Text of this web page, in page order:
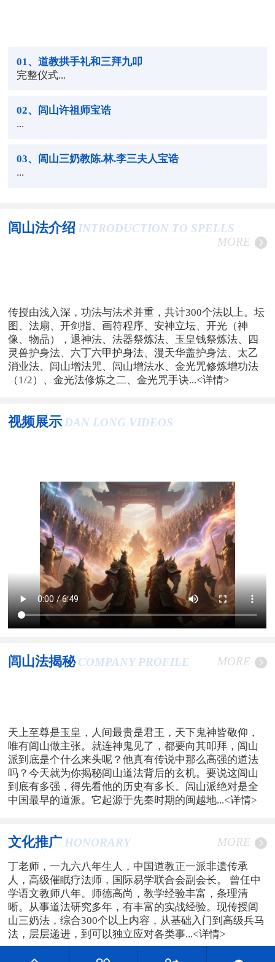
01 、道教拱手礼和三拜九叩
完整仪式...
02、闾山许祖师宝诰
...
03、闾山三奶教陈.林.李三夫人宝诰
...
闾山法介绍 INTRODUCTION TO SPELLS
MORE
传授由浅入深，功法与法术并重，共计300个法以上。坛
图、法扇、开剑指、画符程序、安神立坛、开光（神
像、物品），退神法、法器祭炼法、玉皇钱祭炼法、四
灵兽护身法、六丁六甲护身法、漫天华盖护身法、太乙
消业法、闾山增法咒、闾山增法水、金光咒修炼增功法
（1/2）、金光法修炼之二、金光咒手诀...<详情>
视频展示 DAN LONG VIDEOS
闾山法揭秘 COMPANY PROFILE MORE
天上至尊是玉皇，人间最贵是君王，天下鬼神皆敬仰，
唯有闾山做主张。就连神鬼见了，都要向其叩拜，闾山
派到底是个什么来头呢？他真有传说中那么高强的道法
吗？今天就为你揭秘闾山道法背后的玄机。要说这闾山
到底有多强，得先看他的历史有多长。闾山派绝对是全
中国最早的道派。它起源于先秦时期的闽越地...<详情>
文化推广 HONORARY MORE
丁老师，一九六八年生人，中国道教正一派非遗传承
人，高级催眠疗法师，国际易学联合会副会长。 曾任中
学语文教师八年。师德高尚，教学经验丰富，条理清
晰。从事道法研究多年，有丰富的实战经验。现传授闾
山三奶法，综合300个以上内容，从基础入门到高级兵马
法，层层递进，到可以独立应对各类事...<详情>